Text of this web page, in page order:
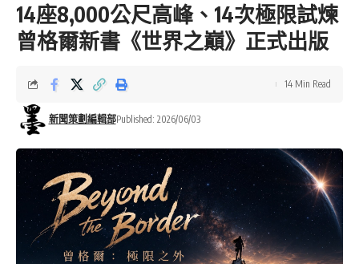
14座8,000公尺高峰、14次極限試煉
曾格爾新書《世界之巔》正式出版
新聞策劃編輯部Published: 2026/06/03
14 Min Read